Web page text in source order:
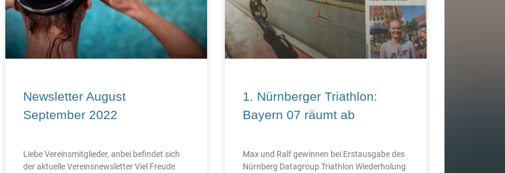
Newsletter August
September 2022
Liebe Vereinsmitglieder, anbei befindet sich
der aktuelle Vereinsnewsletter Viel Freude
1. Nürnberger Triathlon:
Bayern 07 räumt ab
Max und Ralf gewinnen bei Erstausgabe des
Nürnberg Datagroup Triathlon Wiederholung